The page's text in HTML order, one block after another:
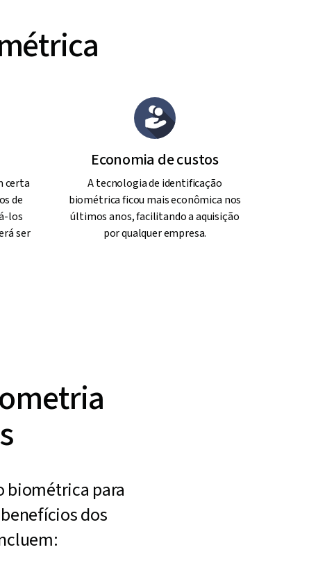
certa
de
los
ser
Economia de custos
A tecnologia de identificação
biométrica ficou mais econômica nos
últimos anos, facilitando a aquisição
por qualquer empresa.
biométrica para
dos